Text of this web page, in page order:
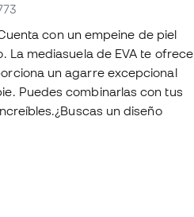
con un empeine de piel
La mediasuela de EVA te ofrece
un agarre excepcional
Puedes combinarlas con tus
un diseño